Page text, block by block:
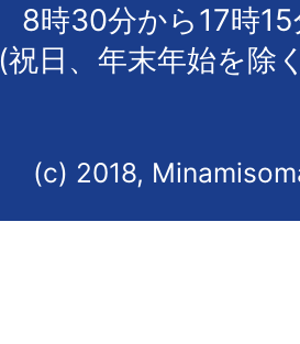
8時30分から17時
(祝日、年末年始を除
(c) 2018,